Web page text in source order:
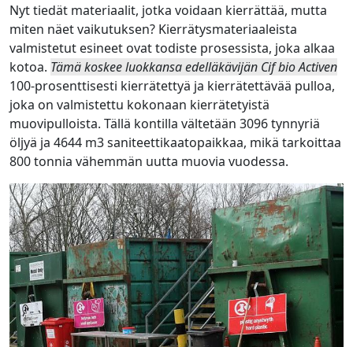
Nyt tiedät materiaalit, jotka voidaan kierrättää, mutta
miten näet vaikutuksen? Kierrätysmateriaaleista
valmistetut esineet ovat todiste prosessista, joka alkaa
kotoa. Tämä koskee luokkansa edelläkävijän Cif bio Activen
100-prosenttisesti kierrätettyä ja kierrätettävää pulloa,
joka on valmistettu kokonaan kierrätetyistä
muovipulloista. Tällä kontilla vältetään 3096 tynnyriä
öljyä ja 4644 m3 saniteettikaatopaikkaa, mikä tarkoittaa
800 tonnia vähemmän uutta muovia vuodessa.